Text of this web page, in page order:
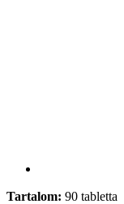
Tartalom: 90 tabletta